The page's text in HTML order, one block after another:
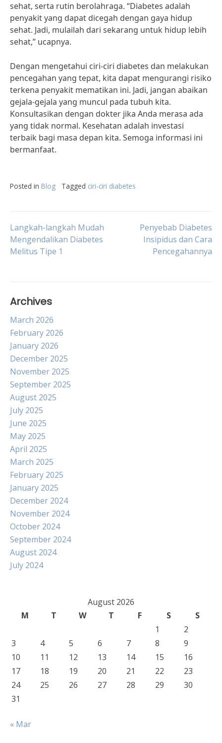
sehat, serta rutin berolahraga. “Diabetes adalah
penyakit yang dapat dicegah dengan gaya hidup
sehat. Jadi, mulailah dari sekarang untuk hidup lebih
sehat,” ucapnya.
Dengan mengetahui ciri-ciri diabetes dan melakukan
pencegahan yang tepat, kita dapat mengurangi risiko
terkena penyakit mematikan ini. Jadi, jangan abaikan
gejala-gejala yang muncul pada tubuh kita.
Konsultasikan dengan dokter jika Anda merasa ada
yang tidak normal. Kesehatan adalah investasi
terbaik bagi masa depan kita. Semoga informasi ini
bermanfaat.
Posted in Blog Tagged ciri-ciri diabetes
Post
navigation
Langkah-langkah Mudah
Mengendalikan Diabetes
Melitus Tipe 1
Penyebab Diabetes
Insipidus dan Cara
Pencegahannya
Archives
March 2026
February 2026
January 2026
December 2025
November 2025
September 2025
August 2025
July 2025
June 2025
May 2025
April 2025
March 2025
February 2025
January 2025
December 2024
November 2024
October 2024
September 2024
August 2024
July 2024
August 2026
M
T W T F S
S
1
2
3
4 5 6 7 8
9
10
11 12 13 14 15
16
17
18 19 20 21 22
23
24
25 26 27 28 29
30
31
« Mar